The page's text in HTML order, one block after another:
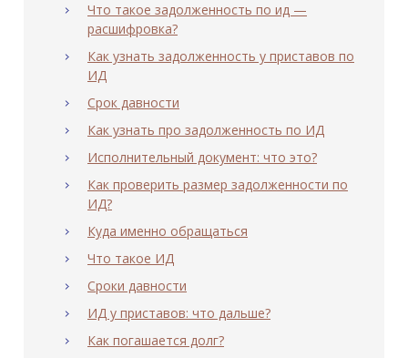
Что такое задолженность по ид —
расшифровка?
Как узнать задолженность у приставов по
ИД
Срок давности
Как узнать про задолженность по ИД
Исполнительный документ: что это?
Как проверить размер задолженности по
ИД?
Куда именно обращаться
Что такое ИД
Сроки давности
ИД у приставов: что дальше?
Как погашается долг?